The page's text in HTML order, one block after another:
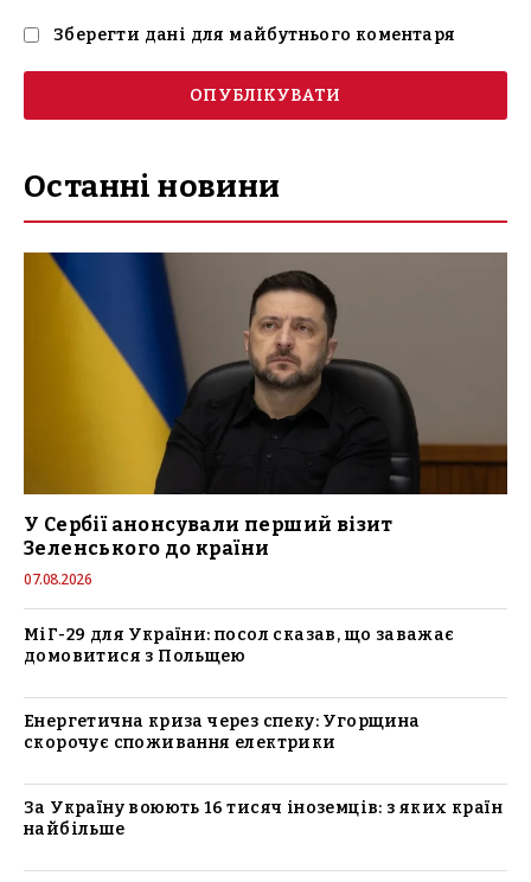
Зберегти дані для майбутнього коментаря
Останні новини
У Сербії анонсували перший візит
Зеленського до країни
07.08.2026
МіГ-29 для України: посол сказав, що заважає
домовитися з Польщею
Енергетична криза через спеку: Угорщина
скорочує споживання електрики
За Україну воюють 16 тисяч іноземців: з яких країн
найбільше